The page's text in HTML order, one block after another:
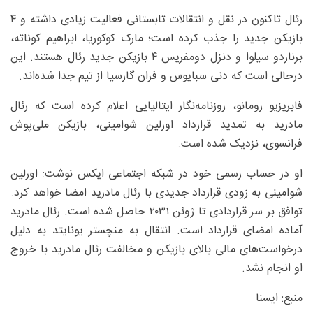
رئال تاکنون در نقل و انتقالات تابستانی فعالیت زیادی داشته و ۴
بازیکن جدید را جذب کرده است؛ مارک کوکوریا، ابراهیم کوناته،
برناردو سیلوا و دنزل دومفریس ۴ بازیکن جدید رئال هستند. این
درحالی است که دنی سبایوس و فران گارسیا از تیم جدا شده‌اند.
فابریزیو رومانو، روزنامه‌نگار ایتالیایی اعلام کرده است که رئال
مادرید به تمدید قرارداد اورلین شوامینی، بازیکن ملی‌پوش
فرانسوی، نزدیک شده است.
او در حساب رسمی خود در شبکه اجتماعی ایکس نوشت: اورلین
شوامینی به زودی قرارداد جدیدی با رئال مادرید امضا خواهد کرد.
توافق بر سر قراردادی تا ژوئن ۲۰۳۱ حاصل شده است. رئال مادرید
آماده امضای قرارداد است. انتقال به منچستر یونایتد به دلیل
درخواست‌های مالی بالای بازیکن و مخالفت رئال مادرید با خروج
او انجام نشد.
منبع: ایسنا